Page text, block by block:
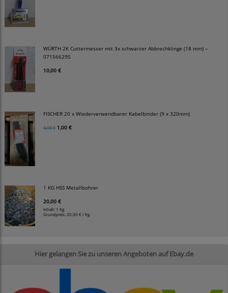
WÜRTH 2K Cuttermesser mit 3x schwarzer Abbrechklinge (18 mm) –
071566295
10,00 €
FISCHER 20 x Wiederverwendbarer Kabelbinder (9 x 320mm)
4,00 € 1,00 €
1 KG HSS Metallbohrer
20,00 €
Inhalt: 1 Kg
Grundpreis: 20,00 € / Kg
Hier gelangen Sie zu unseren Angeboten auf Ebay.de